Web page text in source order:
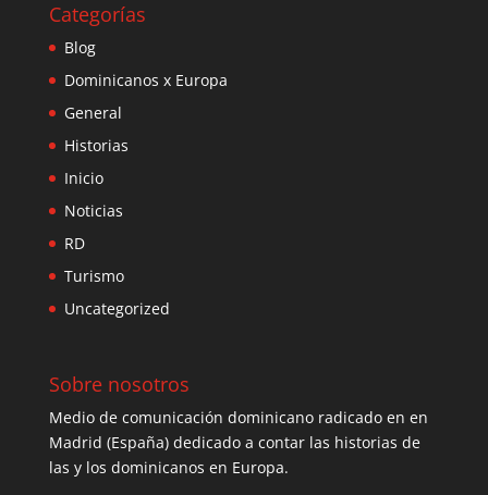
Categorías
Blog
Dominicanos x Europa
General
Historias
Inicio
Noticias
RD
Turismo
Uncategorized
Sobre nosotros
Medio de comunicación dominicano radicado en en
Madrid (España) dedicado a contar las historias de
las y los dominicanos en Europa.